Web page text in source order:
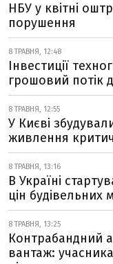
НБУ у квітні
порушення
8 ТРАВНЯ, 12:48
Інвестиції
грошовий потік
8 ТРАВНЯ, 12:55
У Києві
живлення
8 ТРАВНЯ, 13:16
В Україні
цін будівельних
8 ТРАВНЯ, 13:25
Контрабандний
вантаж: